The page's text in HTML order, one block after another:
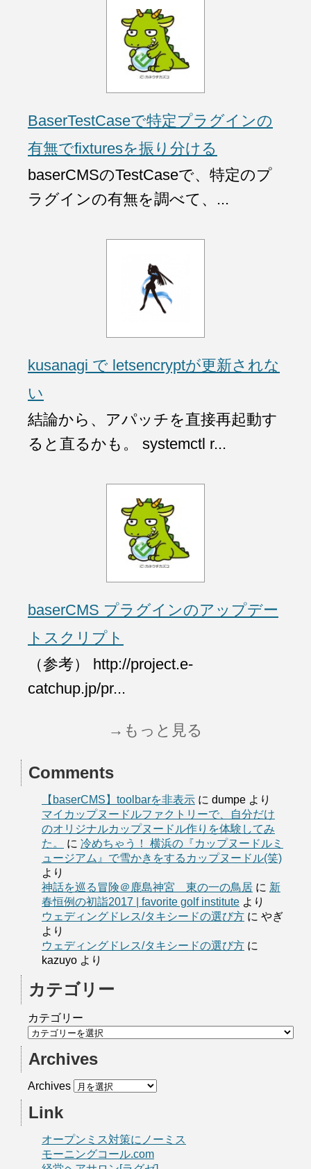
BaserTestCaseで特定プラグインの
有無でfixturesを振り分ける
baserCMSのTestCaseで、特定のプ
ラグインの有無を調べて、...
kusanagi で letsencryptが更新されな
い
結論から、アパッチを直接再起動す
ると直るかも。 systemctl r...
baserCMS プラグインのアップデー
トスクリプト
（参考） http://project.e-
catchup.jp/pr...
→もっと見る
Comments
【baserCMS】toolbarを非表示 に dumpe より
マイカップヌードルファクトリーで、自分だけ
のオリジナルカップヌードル作りを体験してみ
た。
に 冷めちゃう！ 横浜の『カップヌードルミ
ュージアム』で雪かきをするカップヌードル(笑)
より
神話を巡る冒険＠鹿島神宮 東の一の鳥居 に 新
春恒例の初詣2017 | favorite golf institute より
ウェディングドレス/タキシードの選び方 に やぎ
より
ウェディングドレス/タキシードの選び方 に
kazuyo より
カテゴリー
カテゴリー
Archives
Archives
Link
オープンミス対策にノーミス
モーニングコール.com